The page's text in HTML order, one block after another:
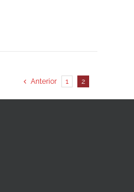
Anterior 1 2